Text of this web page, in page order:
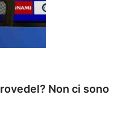
Non ci sono